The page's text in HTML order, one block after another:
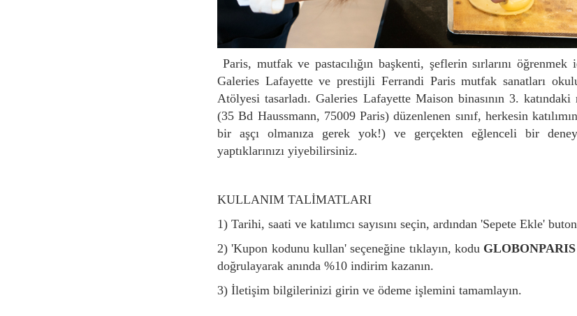
Paris, mutfak ve pastacılığın başkenti, şeflerin sırlarını öğrenmek için kesinlikle en iyi yerdir!
Galeries Lafayette ve prestijli Ferrandi Paris mutfak sanatları
Atölyesi tasarladı. Galeries Lafayette Maison binasının 3.
(35 Bd Haussmann, 75009 Paris) düzenlenen sınıf, herkesin
bir aşçı olmanıza gerek yok!) ve gerçekten eğlenceli bir
yaptıklarınızı yiyebilirsiniz.
KULLANIM TALİMATLARI
1) Tarihi, saati ve katılımcı sayısını seçin, ardından 'Sepete Ekle'
2) 'Kupon kodunu kullan' seçeneğine tıklayın, kodu GLOBONPARIS
doğrulayarak anında %10 indirim kazanın.
3) İletişim bilgilerinizi girin ve ödeme işlemini tamamlayın.